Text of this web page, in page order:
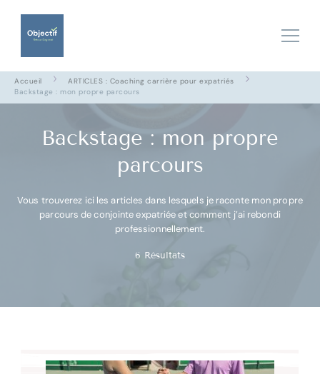
Objectif Retour Gagnant
Accueil
ARTICLES : Coaching carrière pour expatriés
Backstage : mon propre parcours
Backstage : mon propre
parcours
Vous trouverez ici les articles dans lesquels je raconte mon propre
parcours de conjointe expatriée et comment j’ai rebondi
professionnellement.
6 Résultats
Recevez gratuitement
mon ebook "Les 3
secrets pour rebondir
professionnellement"